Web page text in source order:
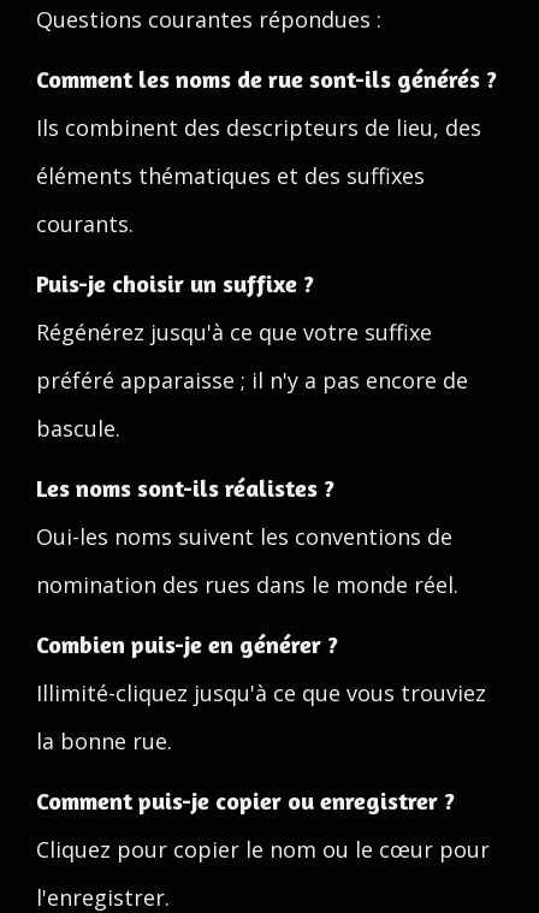
Questions courantes répondues :
Comment les noms de rue sont-ils générés ?
Ils combinent des descripteurs de lieu, des
éléments thématiques et des suffixes
courants.
Puis-je choisir un suffixe ?
Régénérez jusqu'à ce que votre suffixe
préféré apparaisse ; il n'y a pas encore de
bascule.
Les noms sont-ils réalistes ?
Oui-les noms suivent les conventions de
nomination des rues dans le monde réel.
Combien puis-je en générer ?
Illimité-cliquez jusqu'à ce que vous trouviez
la bonne rue.
Comment puis-je copier ou enregistrer ?
Cliquez pour copier le nom ou le cœur pour
l'enregistrer.